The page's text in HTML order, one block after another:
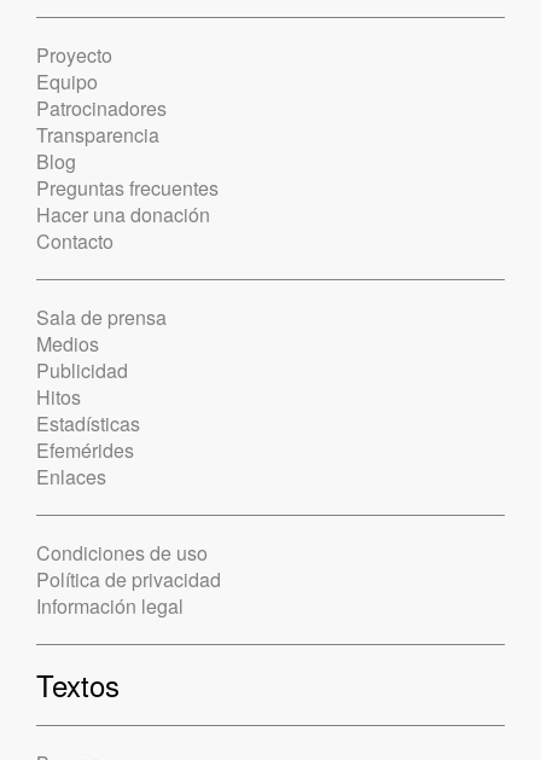
Proyecto
Equipo
Patrocinadores
Transparencia
Blog
Preguntas frecuentes
Hacer una donación
Contacto
Sala de prensa
Medios
Publicidad
Hitos
Estadísticas
Efemérides
Enlaces
Condiciones de uso
Política de privacidad
Información legal
Textos